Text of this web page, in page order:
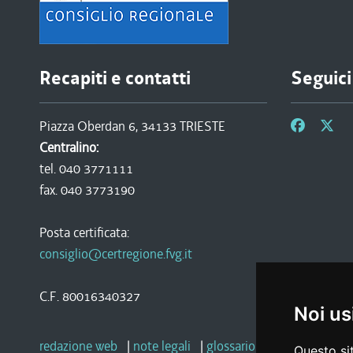
Noi
Recapiti e contatti
Piazza Oberdan 6, 34133 TRIESTE
Centralino:
tel. 040 3771111
fax. 040 3773190
Posta certificata:
consiglio@certregione.fvg.it
C.F. 80016340327
redazione web | note legali | glossario privacy |